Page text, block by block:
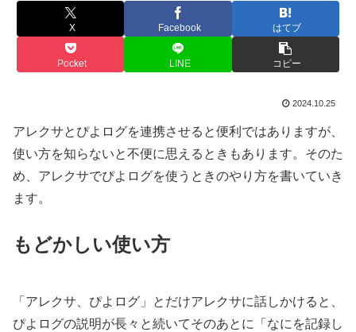
X Facebook はてブ
Pocket LINE コピー
2024.10.25
アレクサとぴよログを連携させると便利ではありますが、
使い方を知らないと不便に思えるときもあります。そのた
め、アレクサでぴよログを使うときのやり方を書いていき
ます。
もどかしい使い方
「アレクサ、ぴよログ」とだけアレクサに話しかけると、
ぴよログの説明が長々と続いてそのあとに「なにを記録し